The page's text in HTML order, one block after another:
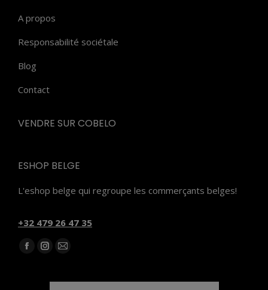
A propos
Responsabilité sociétale
Blog
Contact
VENDRE SUR COBELO
ESHOP BELGE
L'eshop belge qui regroupe les commerçants belges!
‭+32 479 26 47 35‬
Trouvez nous sur :
Facebook
opens
Instagram
opens
E-
page